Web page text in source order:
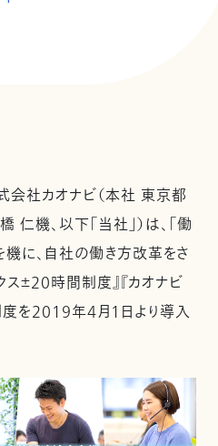
社カオナビ（本社 東京都
機、以下「当社」）は、「働
に、自社の働き方改革をさ
ス±20時間制度』『カオナビ
度を2019年4月1日より導入